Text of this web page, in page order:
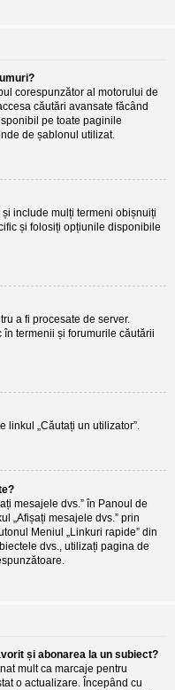
corespunzător al motorului de
căutări avansate făcând
pe toate paginile
de șablonul utilizat.
include mulți termeni obișnuiți
și folosiți opțiunile disponibile
a fi procesate de server.
în termenii și forumurile căutării
linkul „Căutați un utilizator”.
mesajele dvs.” în Panoul de
„Afișați mesajele dvs.” prin
Meniul „Linkuri rapide” din
dvs., utilizați pagina de
și abonarea la un subiect?
mult ca marcaje pentru
o actualizare. Începând cu